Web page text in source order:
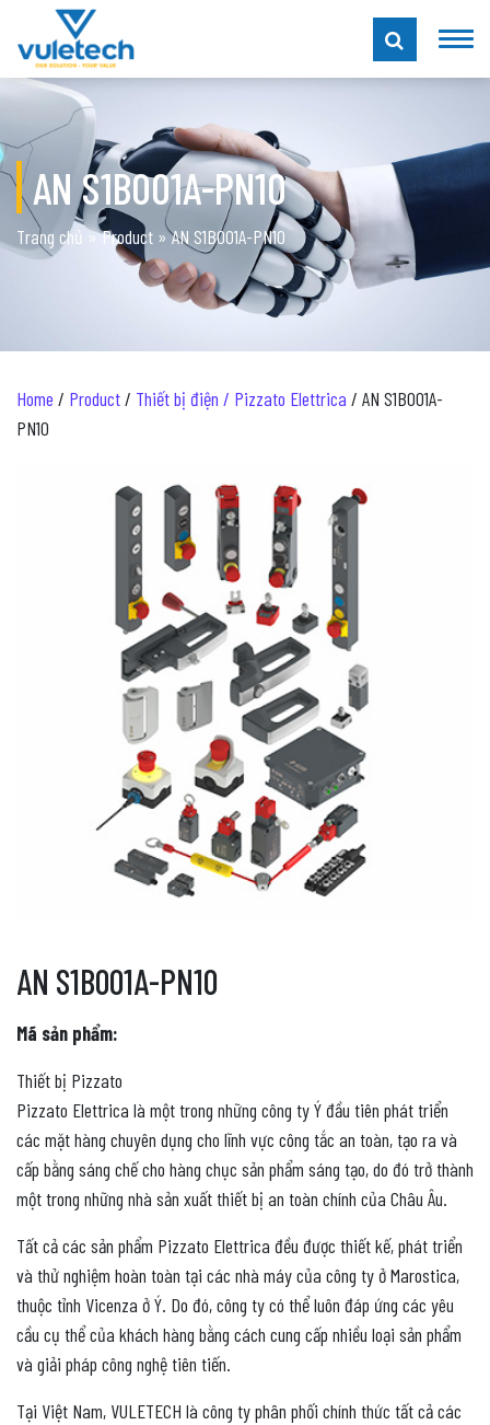
AN S1B001A-PN10
Trang chủ »Product »AN S1B001A-PN10
Home / Product/ Thiết bị điện / Pizzato Elettrica / AN S1B001A-
PN10
AN S1B001A-PN10
Mã sản phẩm:
Thiết bị Pizzato
Pizzato Elettrica là một trong những công ty Ý đầu tiên phát triển
các mặt hàng chuyên dụng cho lĩnh vực công tắc an toàn, tạo ra và
cấp bằng sáng chế cho hàng chục sản phẩm sáng tạo, do đó trở thành
một trong những nhà sản xuất thiết bị an toàn chính của Châu Âu.
Tất cả các sản phẩm Pizzato Elettrica đều được thiết kế, phát triển
và thử nghiệm hoàn toàn tại các nhà máy của công ty ở Marostica,
thuộc tỉnh Vicenza ở Ý. Do đó, công ty có thể luôn đáp ứng các yêu
cầu cụ thể của khách hàng bằng cách cung cấp nhiều loại sản phẩm
và giải pháp công nghệ tiên tiến.
Tại Việt Nam, VULETECH là công ty phân phối chính thức tất cả các